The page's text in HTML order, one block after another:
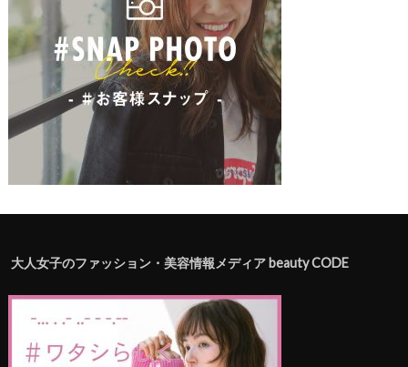
大人女子のファッション・美容情報メディア beauty CODE